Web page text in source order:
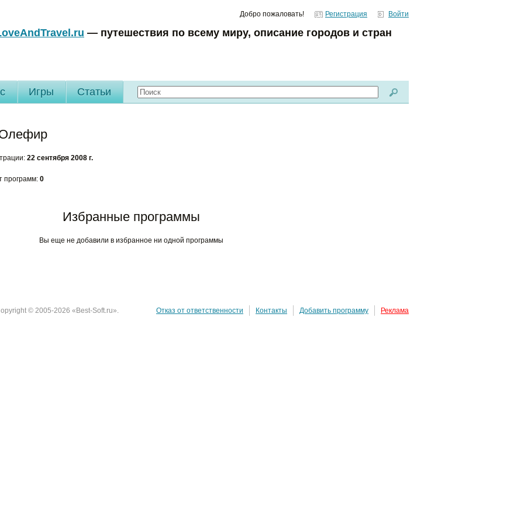
Добро пожаловать! Регистрация Войти
— путешествия по всему миру, описание городов и стран
Игры Статьи
22 сентября 2008 г.
программ: 0
Избранные программы
Вы еще не добавили в избранное ни одной программы
© 2005-2026 «Best-Soft.ru». Отказ от ответственности Контакты Добавить программу Реклама